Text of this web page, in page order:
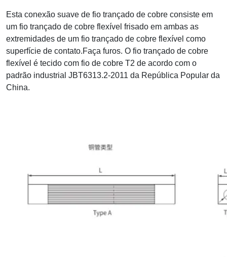
Esta conexão suave de fio trançado de cobre consiste em
um fio trançado de cobre flexível frisado em ambas as
extremidades de um fio trançado de cobre flexível como
superfície de contato.Faça furos. O fio trançado de cobre
flexível é tecido com fio de cobre T2 de acordo com o
padrão industrial JBT6313.2-2011 da República Popular da
China.